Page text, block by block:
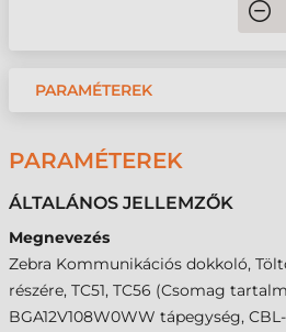
PARAMÉTEREK
PARAMÉTEREK
ÁLTALÁNOS JELLEMZŐK
Megnevezés
Zebra Kommunikációs dokkoló,
részére, TC51, TC56 (Csomag
BGA12V108W0WW tápegység,